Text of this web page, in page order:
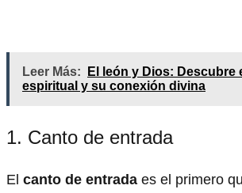
Leer Más:
El león y Dios: Descubre
espiritual y su conexión divina
1. Canto de entrada
El canto de entrada es el primero